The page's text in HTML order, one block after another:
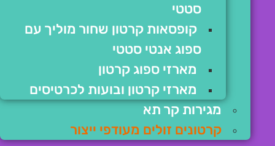
סטטי
קופסאות קרטון שחור מוליך עם
ספוג אנטי סטטי
מארזי ספוג קרטון
מארזי קרטון ובועות לכרטיסים
מגירות קר תא
קרטונים זולים מעודפי ייצור